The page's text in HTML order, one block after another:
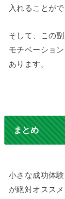
入れることがで
そして、この
モチベーショ
あります。
まとめ
小さな成功体
が絶対オスス